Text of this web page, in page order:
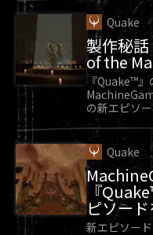
Quake
製作秘
of the
『Quake™』
の新エピソ
に教えてく
Quake
『
ピソー
新エピソー